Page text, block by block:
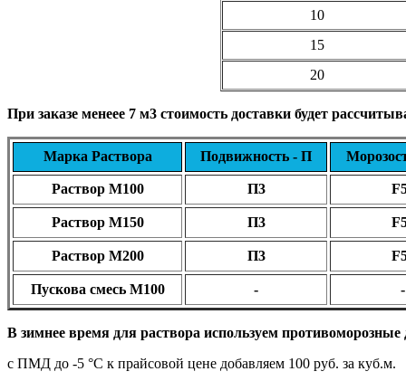
10
15
20
При заказе менеее 7 м3 стоимость доставки будет
Марка Раствора Подвижность - П
Раствор М100 П3
Раствор М150 П3
Раствор М200 П3
Пускова смесь М100 - -
В зимнее время для раствора используем
с ПМД до -5 °C к прайсовой цене добавляем 100 руб. за куб.м.